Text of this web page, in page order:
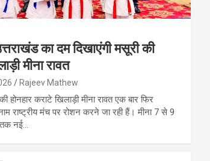
का दम दिखाएंगी मसूरी की
मीना रावत
Rajeev Mathew
होनहार कराटे खिलाड़ी मीना रावत एक बार फिर
राष्ट्रीय मंच पर रोशन करने जा रही हैं। मीना 7 से 9
नई…